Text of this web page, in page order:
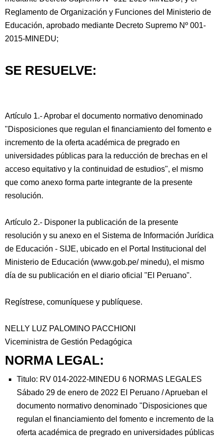
Reglamento de Organización y Funciones del Ministerio de
Educación, aprobado mediante Decreto Supremo Nº 001-
2015-MINEDU;
SE RESUELVE:
Artículo 1.- Aprobar el documento normativo denominado
"Disposiciones que regulan el financiamiento del fomento e
incremento de la oferta académica de pregrado en
universidades públicas para la reducción de brechas en el
acceso equitativo y la continuidad de estudios", el mismo
que como anexo forma parte integrante de la presente
resolución.
Artículo 2.- Disponer la publicación de la presente
resolución y su anexo en el Sistema de Información Jurídica
de Educación - SIJE, ubicado en el Portal Institucional del
Ministerio de Educación (www.gob.pe/ minedu), el mismo
día de su publicación en el diario oficial "El Peruano".
Regístrese, comuníquese y publíquese.
NELLY LUZ PALOMINO PACCHIONI
Viceministra de Gestión Pedagógica
NORMA LEGAL:
Titulo: RV 014-2022-MINEDU 6 NORMAS LEGALES
Sábado 29 de enero de 2022 El Peruano / Aprueban el
documento normativo denominado "Disposiciones que
regulan el financiamiento del fomento e incremento de la
oferta académica de pregrado en universidades públicas